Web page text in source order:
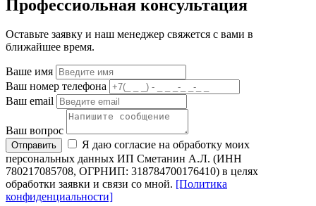
Профессиольная консультация
Оставьте заявку и наш менеджер свяжется с вами в
ближайшее время.
Ваше имя
Ваш номер телефона
Ваш email
Ваш вопрос
Отправить
Я даю согласие на обработку моих
персональных данных ИП Сметанин А.Л. (ИНН
780217085708, ОГРНИП: 318784700176410) в целях
обработки заявки и связи со мной. [Политика
конфиденциальности]